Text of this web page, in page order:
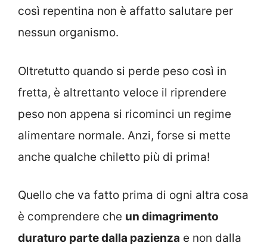
così repentina non è affatto salutare per
nessun organismo.
Oltretutto quando si perde peso così in
fretta, è altrettanto veloce il riprendere
peso non appena si ricominci un regime
alimentare normale. Anzi, forse si mette
anche qualche chiletto più di prima!
Quello che va fatto prima di ogni altra cosa
è comprendere che un dimagrimento
duraturo parte dalla pazienza e non dalla